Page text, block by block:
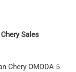
Sales
Chery OMODA 5